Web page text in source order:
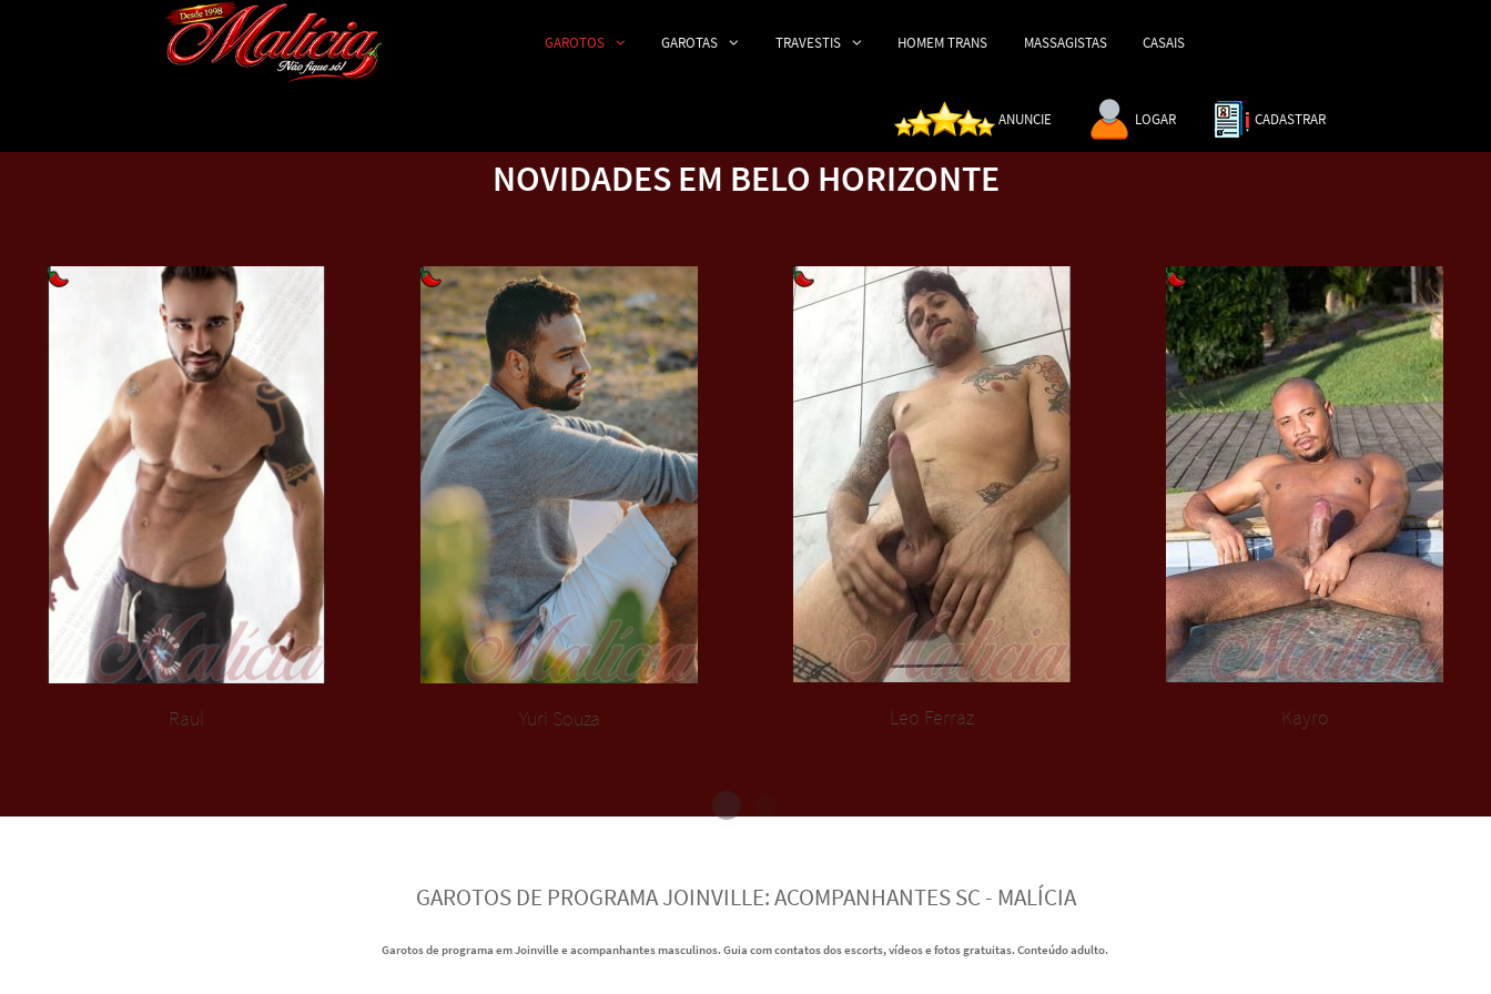
GAROTOS GAROTAS TRAVESTIS HOMEM TRANS MASSAGISTAS CASAIS
ANUNCIE LOGAR CADASTRAR
NOVIDADES EM BELO HORIZONTE
Raul Yuri Souza Leo Ferraz Kayro
GAROTOS DE PROGRAMA JOINVILLE: ACOMPANHANTES SC - MALÍCIA
Garotos de programa em Joinville e acompanhantes masculinos. Guia com contatos dos escorts, vídeos e fotos gratuitas. Conteúdo adulto.